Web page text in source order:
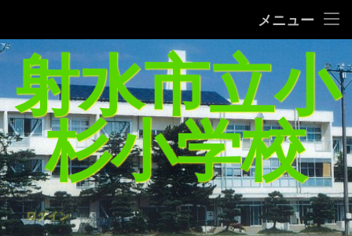
メニュー
給食レシピの紹介(1/27追加）
家庭学習支援サイトまとめ（5／21追加）
杉っ子８つの愛言葉
インターネット利用の約束/「おだいじね」ルール
学校いじめ防止基本方針
コ
ン
ン
ツ
へ
ス
キ
ッ
プ
射水市立小
杉小学校
ログイン